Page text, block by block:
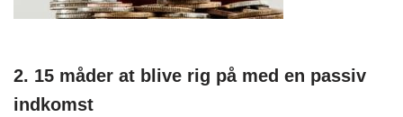
2. 15 måder at blive rig på med en passiv
indkomst